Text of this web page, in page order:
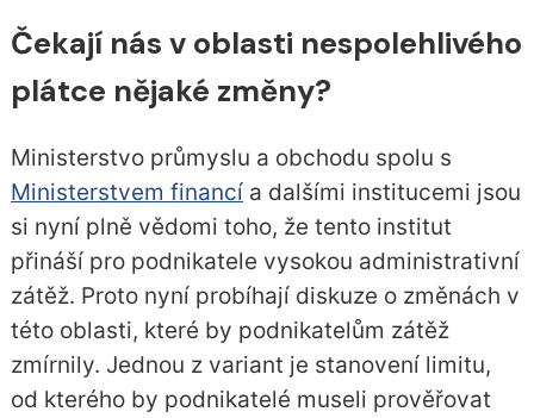
Čekají nás v oblasti nespolehlivého
plátce nějaké změny?
Ministerstvo průmyslu a obchodu spolu s
Ministerstvem financía dalšími institucemi jsou
si nyní plně vědomi toho, že tento institut
přináší pro podnikatele vysokou administrativní
zátěž. Proto nyní probíhají diskuze o změnách v
této oblasti, které by podnikatelům zátěž
zmírnily. Jednou z variant je stanovení limitu,
od kterého by podnikatelé museli prověřovat